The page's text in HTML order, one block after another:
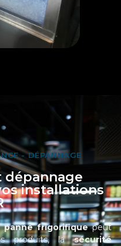
- DÉPANNAGE
dépannage
installations
panne frigorifiquepeut
produits, lasécurité